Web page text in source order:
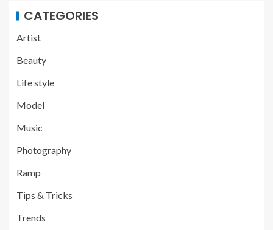
CATEGORIES
Artist
Beauty
Life style
Model
Music
Photography
Ramp
Tips & Tricks
Trends